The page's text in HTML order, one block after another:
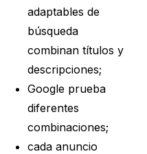
adaptables de
búsqueda
combinan títulos y
descripciones;
Google prueba
diferentes
combinaciones;
cada anuncio